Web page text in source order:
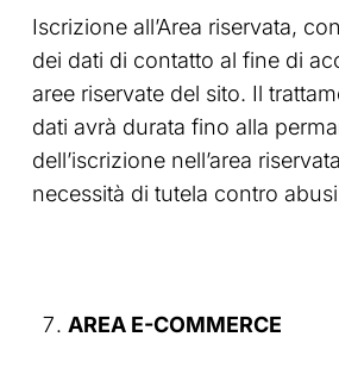
Iscrizione all’Area riservata,
dei dati di contatto al fine di
aree riservate del sito. Il
dati avrà durata fino alla
dell’iscrizione nell’area
necessità di tutela contro
AREA E-COMMERCE